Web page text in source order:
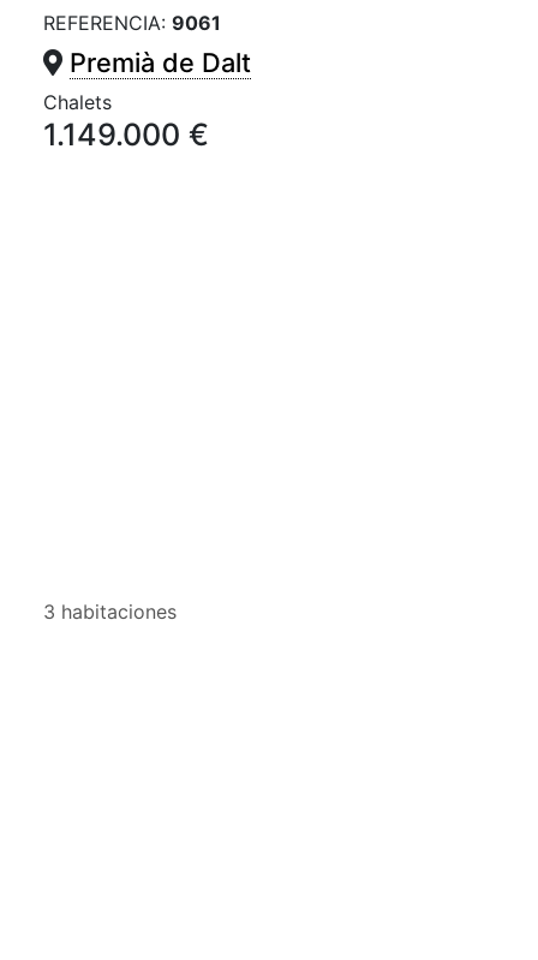
REFERENCIA: 9061
Premià de Dalt
Chalets
1.149.000 €
3 habitaciones